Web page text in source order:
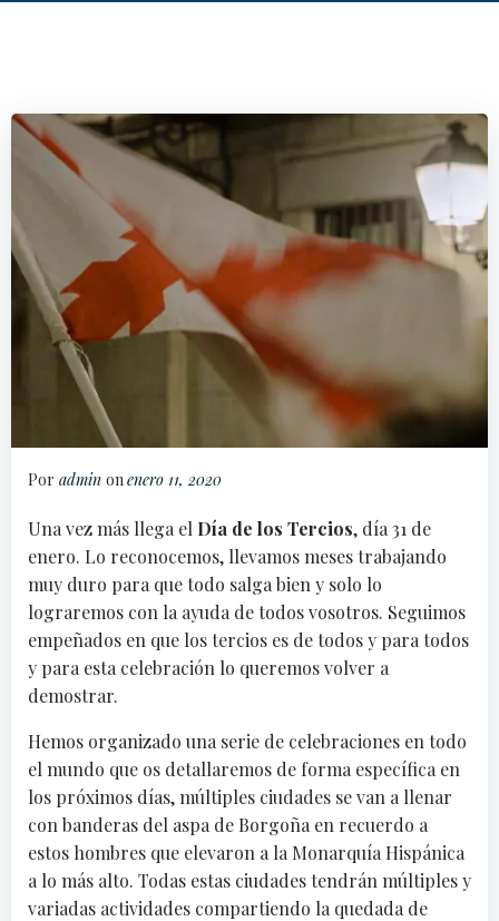
Por admin onenero 11, 2020
Una vez más llega el Día de los Tercios, día 31 de
enero. Lo reconocemos, llevamos meses trabajando
muy duro para que todo salga bien y solo lo
lograremos con la ayuda de todos vosotros. Seguimos
empeñados en que los tercios es de todos y para todos
y para esta celebración lo queremos volver a
demostrar.
Hemos organizado una serie de celebraciones en todo
el mundo que os detallaremos de forma específica en
los próximos días, múltiples ciudades se van a llenar
con banderas del aspa de Borgoña en recuerdo a
estos hombres que elevaron a la Monarquía Hispánica
a lo más alto. Todas estas ciudades tendrán múltiples y
variadas actividades compartiendo la quedada de